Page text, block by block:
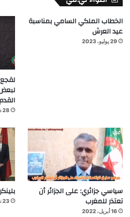
الخطاب الملكي السامي بمناسبة
عيد العرش
29 يوليو، 2023
28 ديسمبر، 2022
سياسي جزائري: على الجزائر أن
تعتذر للمغرب
16 أبريل، 2022
23 نوفمبر، 2021